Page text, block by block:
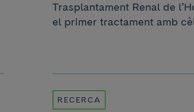
Trasplantament Renal de
el primer tractament amb
RECERCA